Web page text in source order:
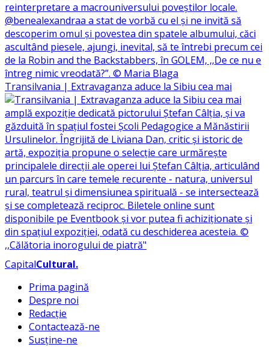
Transilvania | Extravaganza aduce la Sibiu cea mai
CapitalCultural.
Prima pagină
Despre noi
Redacție
Contactează-ne
Susține-ne